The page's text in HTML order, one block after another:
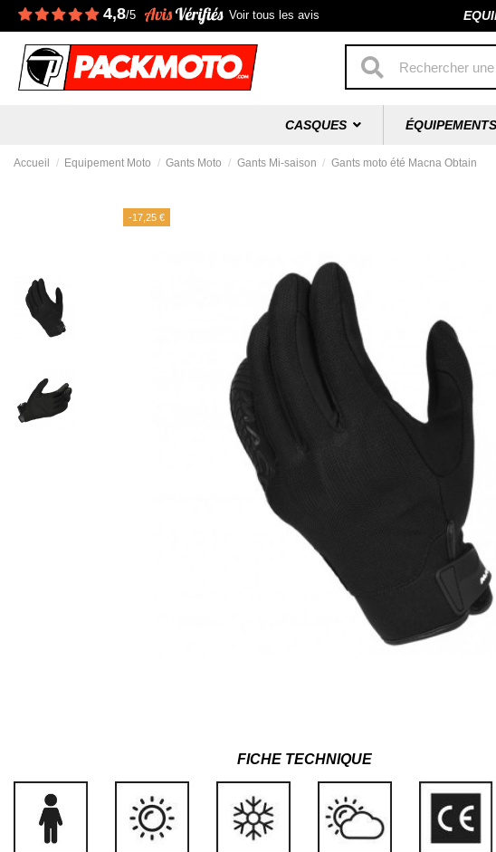
4,8/5 Voir tous les avis
CASQUES ÉQUIPEMENTS
Accueil Equipement Moto Gants Moto Gants Mi-saison Gants moto été Macna Obtain
-17,25 €
FICHE TECHNIQUE